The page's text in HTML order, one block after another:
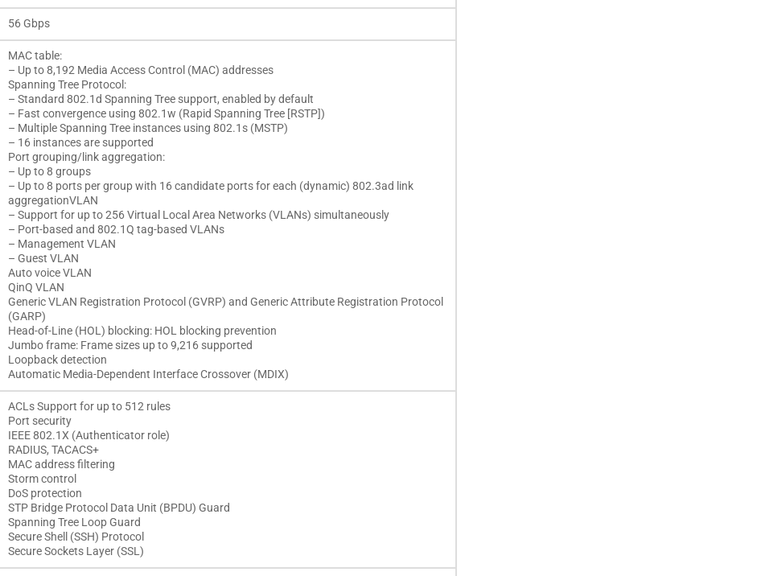
56 Gbps
MAC table:
– Up to 8,192 Media Access Control (MAC) addresses
Spanning Tree Protocol:
– Standard 802.1d Spanning Tree support, enabled by default
– Fast convergence using 802.1w (Rapid Spanning Tree [RSTP])
– Multiple Spanning Tree instances using 802.1s (MSTP)
– 16 instances are supported
Port grouping/link aggregation:
– Up to 8 groups
– Up to 8 ports per group with 16 candidate ports for each (dynamic) 802.3ad link
aggregation​VLAN
– Support for up to 256 Virtual Local Area Networks (VLANs) simultaneously
– Port-based and 802.1Q tag-based VLANs
– Management VLAN
– Guest VLAN
Auto voice VLAN
QinQ VLAN
Generic VLAN Registration Protocol (GVRP) and Generic Attribute Registration Protocol
(GARP)
Head-of-Line (HOL) blocking: HOL blocking prevention
Jumbo frame: Frame sizes up to 9,216 supported
Loopback detection
Automatic Media-Dependent Interface Crossover (MDIX)
ACLs Support for up to 512 rules
Port security
IEEE 802.1X (Authenticator role)
RADIUS, TACACS+
MAC address filtering
Storm control
DoS protection
STP Bridge Protocol Data Unit (BPDU) Guard
Spanning Tree Loop Guard
Secure Shell (SSH) Protocol
Secure Sockets Layer (SSL)